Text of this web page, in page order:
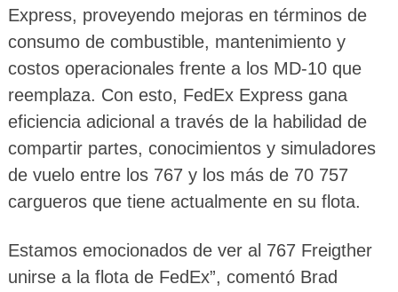
Express, proveyendo mejoras en términos de
consumo de combustible, mantenimiento y
costos operacionales frente a los MD-10 que
reemplaza. Con esto, FedEx Express gana
eficiencia adicional a través de la habilidad de
compartir partes, conocimientos y simuladores
de vuelo entre los 767 y los más de 70 757
cargueros que tiene actualmente en su flota.
Estamos emocionados de ver al 767 Freigther
unirse a la flota de FedEx”, comentó Brad